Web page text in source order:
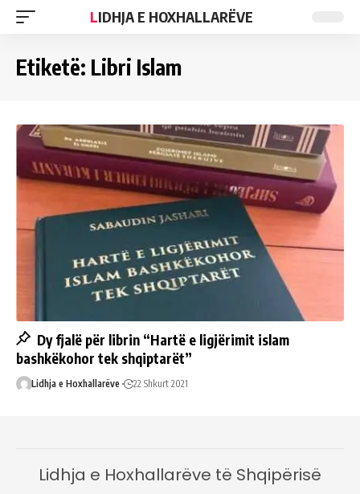
LIDHJA E HOXHALLARËVE
Etiketë: Libri Islam
Dy fjalë për librin “Hartë e ligjërimit islam
bashkëkohor tek shqiptarët”
Lidhja e Hoxhallarëve 22 Shkurt 2021
Lidhja e Hoxhallarëve të Shqipërisë